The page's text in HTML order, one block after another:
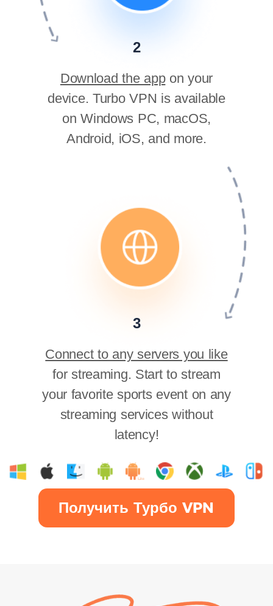
2
Download the appon your
device. Turbo VPN is available
on Windows PC, macOS,
Android, iOS, and more.
3
Connect to any servers you like
for streaming. Start to stream
your favorite sports event on any
streaming services without
latency!
Получить Турбо VPN